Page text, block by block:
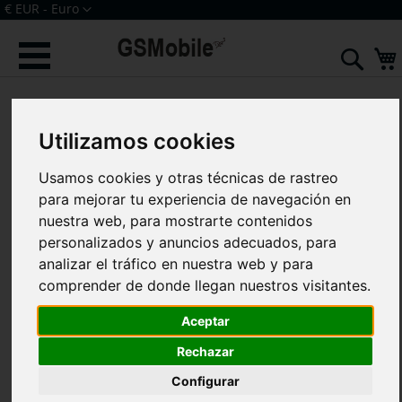
Utilizamos cookies
Usamos cookies y otras técnicas de rastreo
para mejorar tu experiencia de navegación en
nuestra web, para mostrarte contenidos
personalizados y anuncios adecuados, para
analizar el tráfico en nuestra web y para
comprender de donde llegan nuestros visitantes.
Aceptar
Rechazar
Configurar
Ir
al
contenido
Moneda
€ EUR - Euro
al
galería
imágenes